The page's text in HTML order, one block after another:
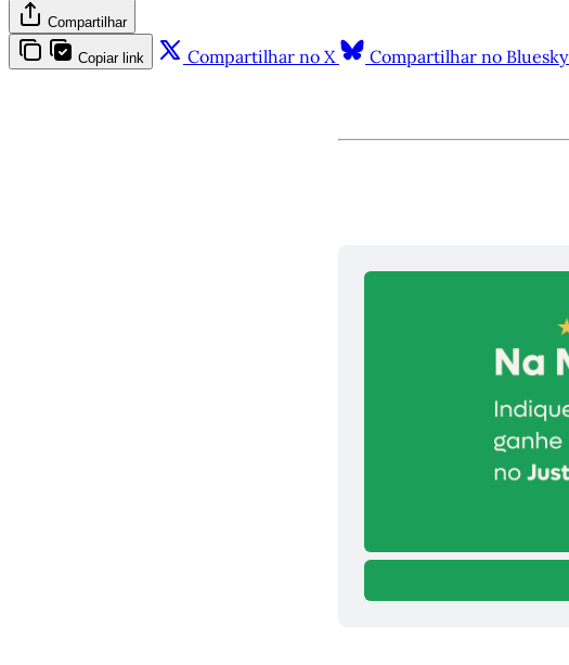
Compartilhar
Copiar link Compartilhar no X Compartilhar no Bluesky